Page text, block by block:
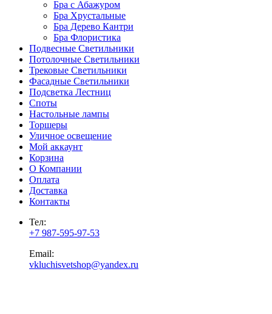
Бра с Абажуром
Бра Хрустальные
Бра Дерево Кантри
Бра Флористика
Подвесные Светильники
Потолочные Светильники
Трековые Светильники
Фасадные Светильники
Подсветка Лестниц
Споты
Настольные лампы
Торшеры
Уличное освещение
Мой аккаунт
Корзина
О Компании
Оплата
Доставка
Контакты
Тел:
+7 987-595-97-53
Email:
vkluchisvetshop@yandex.ru